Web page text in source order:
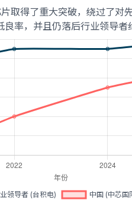
取得了重大突破，绕过了对
率，并且仍落后行业领导者